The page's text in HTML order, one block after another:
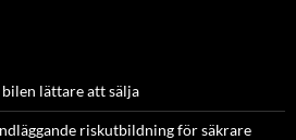
lättare att sälja
riskutbildning för säkrare